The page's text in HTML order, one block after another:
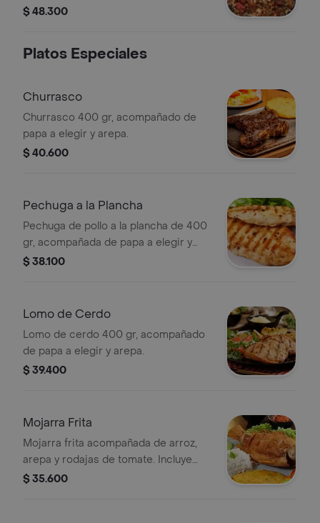
$ 48.300
Platos Especiales
Churrasco
Churrasco 400 gr, acompañado de
papa a elegir y arepa.
$ 40.600
Pechuga a la Plancha
Pechuga de pollo a la plancha de 400
gr, acompañada de papa a elegir y
arepa.
$ 38.100
Lomo de Cerdo
Lomo de cerdo 400 gr, acompañado
de papa a elegir y arepa.
$ 39.400
Mojarra Frita
Mojarra frita acompañada de arroz,
arepa y rodajas de tomate. Incluye
opción de papa a elegir.
$ 35.600